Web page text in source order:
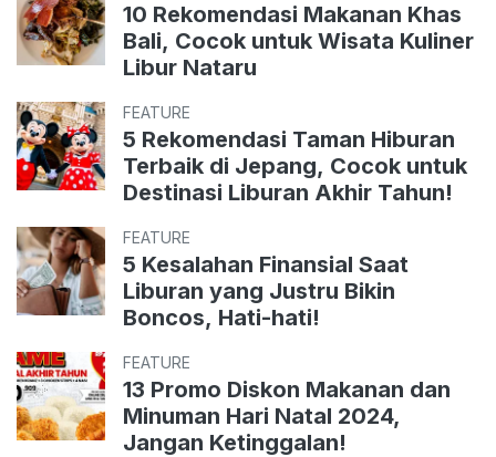
10 Rekomendasi Makanan Khas
Bali, Cocok untuk Wisata Kuliner
Libur Nataru
FEATURE
5 Rekomendasi Taman Hiburan
Terbaik di Jepang, Cocok untuk
Destinasi Liburan Akhir Tahun!
FEATURE
5 Kesalahan Finansial Saat
Liburan yang Justru Bikin
Boncos, Hati-hati!
FEATURE
13 Promo Diskon Makanan dan
Minuman Hari Natal 2024,
Jangan Ketinggalan!